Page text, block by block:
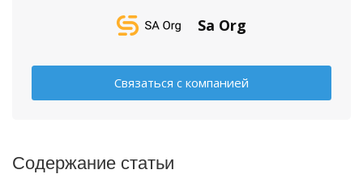
Sa Org
Связаться с компанией
Содержание статьи